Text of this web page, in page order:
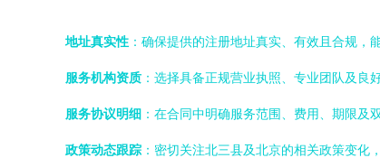
地址真实性 ：确保提供的注册地址真实、有效且合规，
服务机构资质 ：选择具备正规营业执照、专业团队及良
服务协议明细 ：在合同中明确服务范围、费用、期限及
政策动态跟踪 ：密切关注北三县及北京的相关政策变化